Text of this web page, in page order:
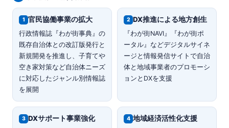
1 官民協働事業の拡大
行政情報誌『わが街事典』の
既存自治体との改訂版発行と
新規開発を推進し、子育てや
空き家対策など自治体ニーズ
に対応したジャンル別情報誌
を展開
2 DX推進による地方創生
『わが街NAVI』『わが街ポ
ータル』などデジタルサイネ
ージと情報発信サイトで自治
体と地域事業者のプロモーシ
ョンとDXを支援
3 DXサポート事業強化 4 地域経済活性化支援